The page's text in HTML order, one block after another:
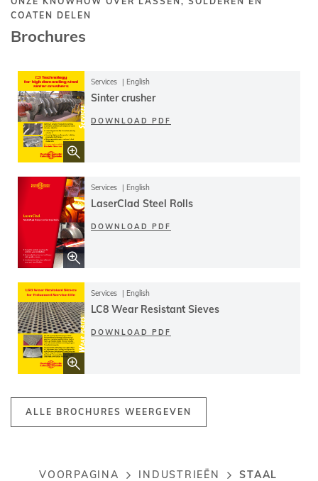
VOORPAGINA INDUSTRIEËN STAAL
COATEN DELEN
Brochures
ALLE BROCHURES WEERGEVEN
Services English
Sinter crusher
DOWNLOAD PDF
Services English
LaserClad Steel Rolls
DOWNLOAD PDF
Services English
LC8 Wear Resistant Sieves
DOWNLOAD PDF